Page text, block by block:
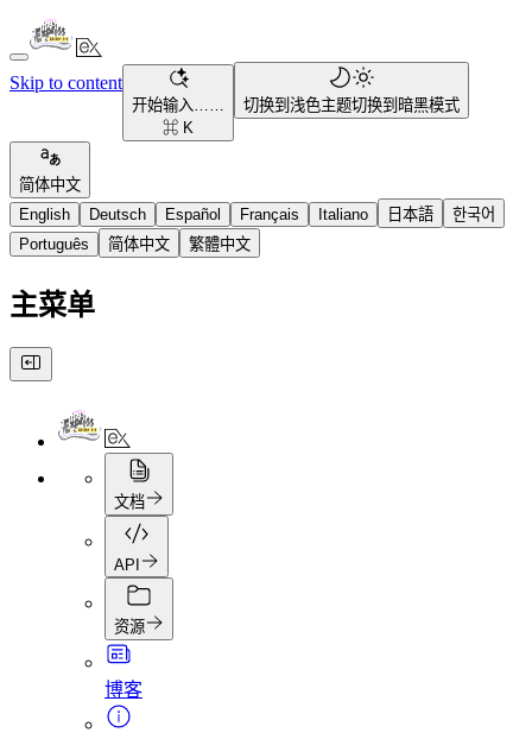
Skip to content
开始输入……
⌘ K
切换到浅色主题切换到暗黑模式
简体中文
English
Deutsch Español Français Italiano 日本語
한국어
Português
简体中文 繁體中文
主菜单
文档
API
资源
博客